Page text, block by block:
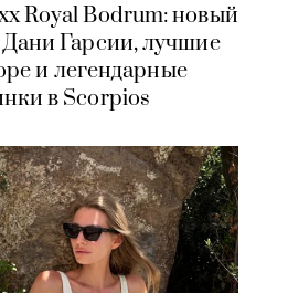
Royal Bodrum: новый
Дани Гарсии, лучшие
и легендарные
в Scorpios